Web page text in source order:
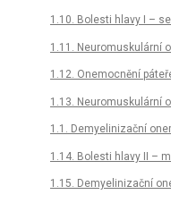
1.10. Bolesti hlavy I –
1.11. Neuromuskulární
1.12. Onemocnění
1.13. Neuromuskulární
1.1. Demyelinizační
1.14. Bolesti hlavy II –
1.15. Demyelinizační